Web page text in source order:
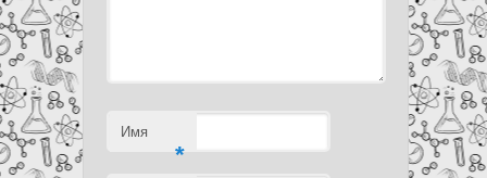
Имя
*